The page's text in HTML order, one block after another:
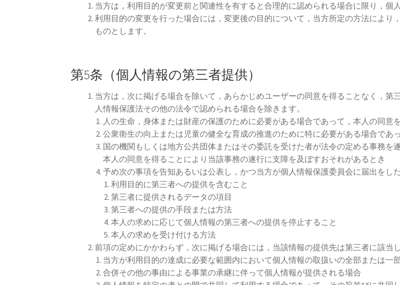
当方は，利用目的が変更前と関連性を有すると合理的に認められる場合に限り，個
利用目的の変更を行った場合には，変更後の目的について，当方所定の方法により
ものとします。
第5条（個人情報の第三者提供）
当方は，次に掲げる場合を除いて，あらかじめユーザーの同意を得ることなく，
人情報保護法その他の法令で認められる場合を除きます。
人の生命，身体または財産の保護のために必要がある場合であって，本人の同意
公衆衛生の向上または児童の健全な育成の推進のために特に必要がある場合であ
国の機関もしくは地方公共団体またはその委託を受けた者が法令の定める事務を
本人の同意を得ることにより当該事務の遂行に支障を及ぼすおそれがあるとき
予め次の事項を告知あるいは公表し，かつ当方が個人情報保護委員会に届出をし
利用目的に第三者への提供を含むこと
第三者に提供されるデータの項目
第三者への提供の手段または方法
本人の求めに応じて個人情報の第三者への提供を停止すること
本人の求めを受け付ける方法
前項の定めにかかわらず，次に掲げる場合には，当該情報の提供先は第三者に該当
当方が利用目的の達成に必要な範囲内において個人情報の取扱いの全部または一
合併その他の事由による事業の承継に伴って個人情報が提供される場合